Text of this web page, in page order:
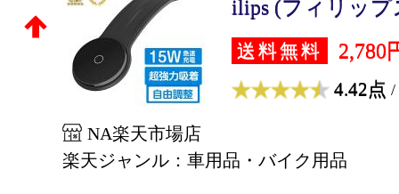
ilips (フィリッ
送料無料 2,780
4.42点 /
NA楽天市場店
楽天ジャンル：車用品・バイク用品